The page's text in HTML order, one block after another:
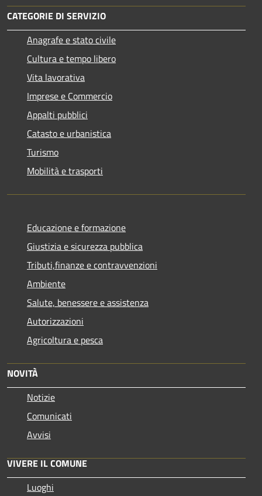
CATEGORIE DI SERVIZIO
Anagrafe e stato civile
Cultura e tempo libero
Vita lavorativa
Imprese e Commercio
Appalti pubblici
Catasto e urbanistica
Turismo
Mobilità e trasporti
Educazione e formazione
Giustizia e sicurezza pubblica
Tributi,finanze e contravvenzioni
Ambiente
Salute, benessere e assistenza
Autorizzazioni
Agricoltura e pesca
NOVITÀ
Notizie
Comunicati
Avvisi
VIVERE IL COMUNE
Luoghi